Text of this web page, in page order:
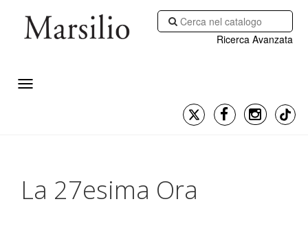
Ricerca Avanzata
La 27esima Ora